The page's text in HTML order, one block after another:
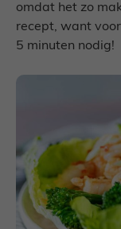
omdat het zo
recept, want
5 minuten nodig!